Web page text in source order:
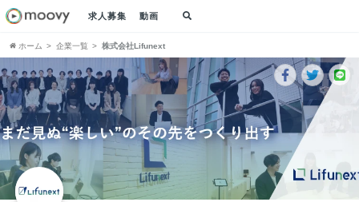
求人募集 動画
ホーム 企業一覧 株式会社Lifunext